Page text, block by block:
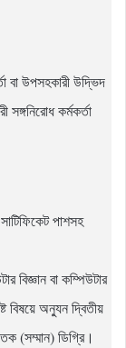
বা উপসহকারী উদ্ভিদ
সঙ্গনিরোধ কর্মকর্তা
পাশসহ
বিজ্ঞান বা কম্পিউটার
বিষয়ে অন্যুন দ্বিতীয়
(সম্মান) ডিগ্রি।